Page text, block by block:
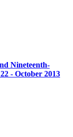
Nineteenth-
- October 2013